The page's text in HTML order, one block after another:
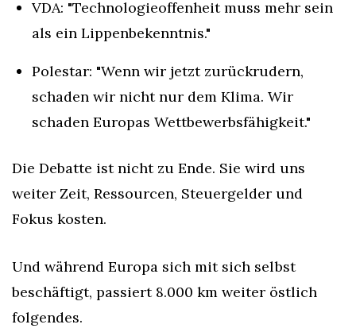
VDA: "Technologieoffenheit muss mehr sein
als ein Lippenbekenntnis."
Polestar: "Wenn wir jetzt zurückrudern,
schaden wir nicht nur dem Klima. Wir
schaden Europas Wettbewerbsfähigkeit."
Die Debatte ist nicht zu Ende. Sie wird uns
weiter Zeit, Ressourcen, Steuergelder und
Fokus kosten.
Und während Europa sich mit sich selbst
beschäftigt, passiert 8.000 km weiter östlich
folgendes.